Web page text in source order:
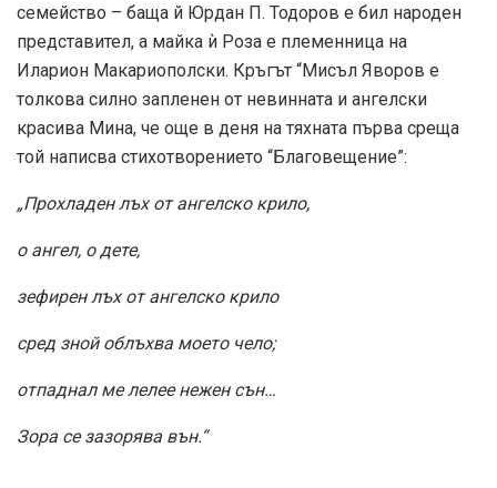
семейство – баща й Юрдан П. Тодоров е бил народен
представител, а майка ѝ Роза е племенница на
Иларион Макариополски. Кръгът “Мисъл Яворов е
толкова силно запленен от невинната и ангелски
красива Мина, че още в деня на тяхната първа среща
той написва стихотворението “Благовещение”:
„Прохладен лъх от ангелско крило,
о ангел, о дете,
зефирен лъх от ангелско крило
сред зной облъхва моето чело;
отпаднал ме лелее нежен сън…
Зора се зазорява вън.“